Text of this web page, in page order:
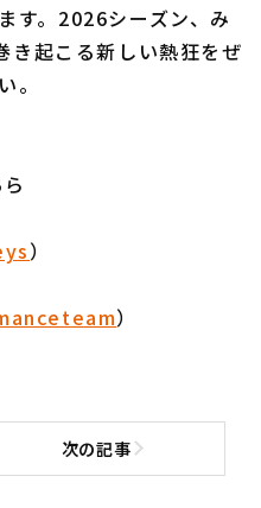
す。2026シーズン、み
起こる新しい熱狂をぜ
。
）
）
次の記事次の記事へ